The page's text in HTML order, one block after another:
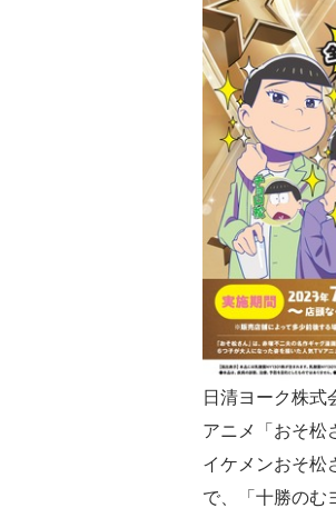
日清ヨーク株式
アニメ「おそ松
イケメンおそ松
で、「十勝のむ